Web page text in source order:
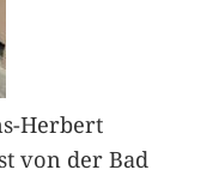
Herbert
von der Bad